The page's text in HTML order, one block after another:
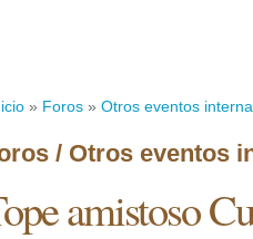
» Foros » Otros eventos
/ Otros eventos
amistoso